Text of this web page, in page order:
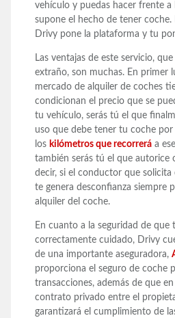
vehículo y puedas hacer frente a
supone el hecho de tener coche.
Drivy pone la plataforma y tu
Las ventajas de este servicio,
extraño, son muchas. En primer
mercado de alquiler de coches
condicionan el precio que se
tu vehículo, serás tú el que
uso que debe tener tu coche por
los kilómetros que recorreráa
también serás tú el que autorice
decir, si el conductor que
te genera desconfianza siempre
alquiler del coche.
En cuanto a la seguridad de que
correctamente cuidado, Drivy
de una importante aseguradora,
proporciona el seguro de coche
transacciones, además de que
contrato privado entre el
garantizará el cumplimiento de